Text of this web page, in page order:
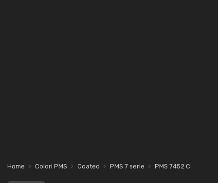
Home Colori PMS Coated PMS 7 serie PMS 7452 C